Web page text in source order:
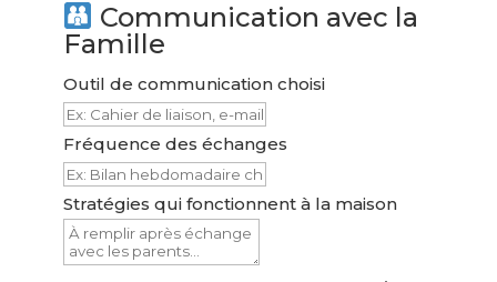
Communication avec la
Famille
Outil de communication choisi
Fréquence des échanges
Stratégies qui fonctionnent à la maison